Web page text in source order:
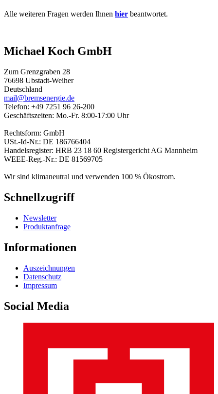
Alle weiteren Fragen werden Ihnen hier beantwortet.
Michael Koch GmbH
Zum Grenzgraben 28
76698 Ubstadt-Weiher
Deutschland
mail@bremsenergie.de
Telefon: +49 7251 96 26-200
Geschäftszeiten: Mo.-Fr. 8:00-17:00 Uhr
Rechtsform: GmbH
USt.-Id-Nr.: DE 186766404
Handelsregister: HRB 23 18 60 Registergericht AG Mannheim
WEEE-Reg.-Nr.: DE 81569705
Wir sind klimaneutral und verwenden 100 % Ökostrom.
Schnellzugriff
Newsletter
Produktanfrage
Informationen
Auszeichnungen
Datenschutz
Impressum
Social Media